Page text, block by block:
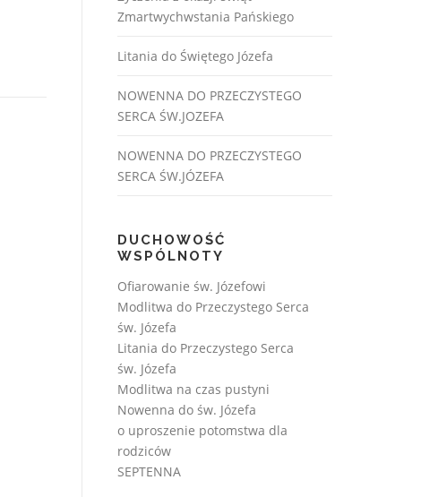
Zmartwychwstania Pańskiego
Litania do Świętego Józefa
NOWENNA DO PRZECZYSTEGO
SERCA ŚW.JOZEFA
NOWENNA DO PRZECZYSTEGO
SERCA ŚW.JÓZEFA
DUCHOWOŚĆ
WSPÓLNOTY
Ofiarowanie św. Józefowi
Modlitwa do Przeczystego Serca
św. Józefa
Litania do Przeczystego Serca
św. Józefa
Modlitwa na czas pustyni
Nowenna do św. Józefa
o uproszenie potomstwa dla
rodziców
SEPTENNA